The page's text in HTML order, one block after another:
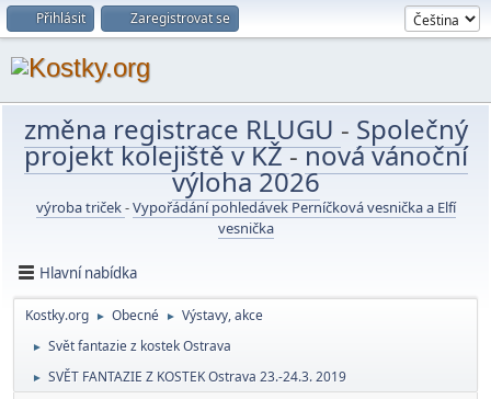
Přihlásit Zaregistrovat se
změna registrace RLUGU - Společný
projekt kolejiště v KŽ-nová vánoční
výloha 2026
výroba triček-Vypořádání pohledávek Perníčková vesnička a Elfí
vesnička
Hlavní nabídka
Kostky.org ► Obecné ► Výstavy, akce
► Svět fantazie z kostek Ostrava
► SVĚT FANTAZIE Z KOSTEK Ostrava 23.-24.3. 2019